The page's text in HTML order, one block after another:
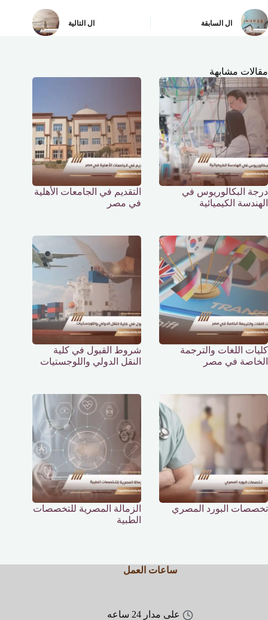
ال السابقة ال التالية
مقالات مشابهة
درجة البكالوريوس في
الهندسة الكيميائية
التقديم في الجامعات الأهلية
في مصر
كليات اللغات والترجمة
الخاصة في مصر
شروط القبول في كلية
النقل الدولي واللوجستيات
تخصصات البورد المصري
الزمالة المصرية للتخصصات
الطبية
ساعات العمل
على مدار 24 ساعه